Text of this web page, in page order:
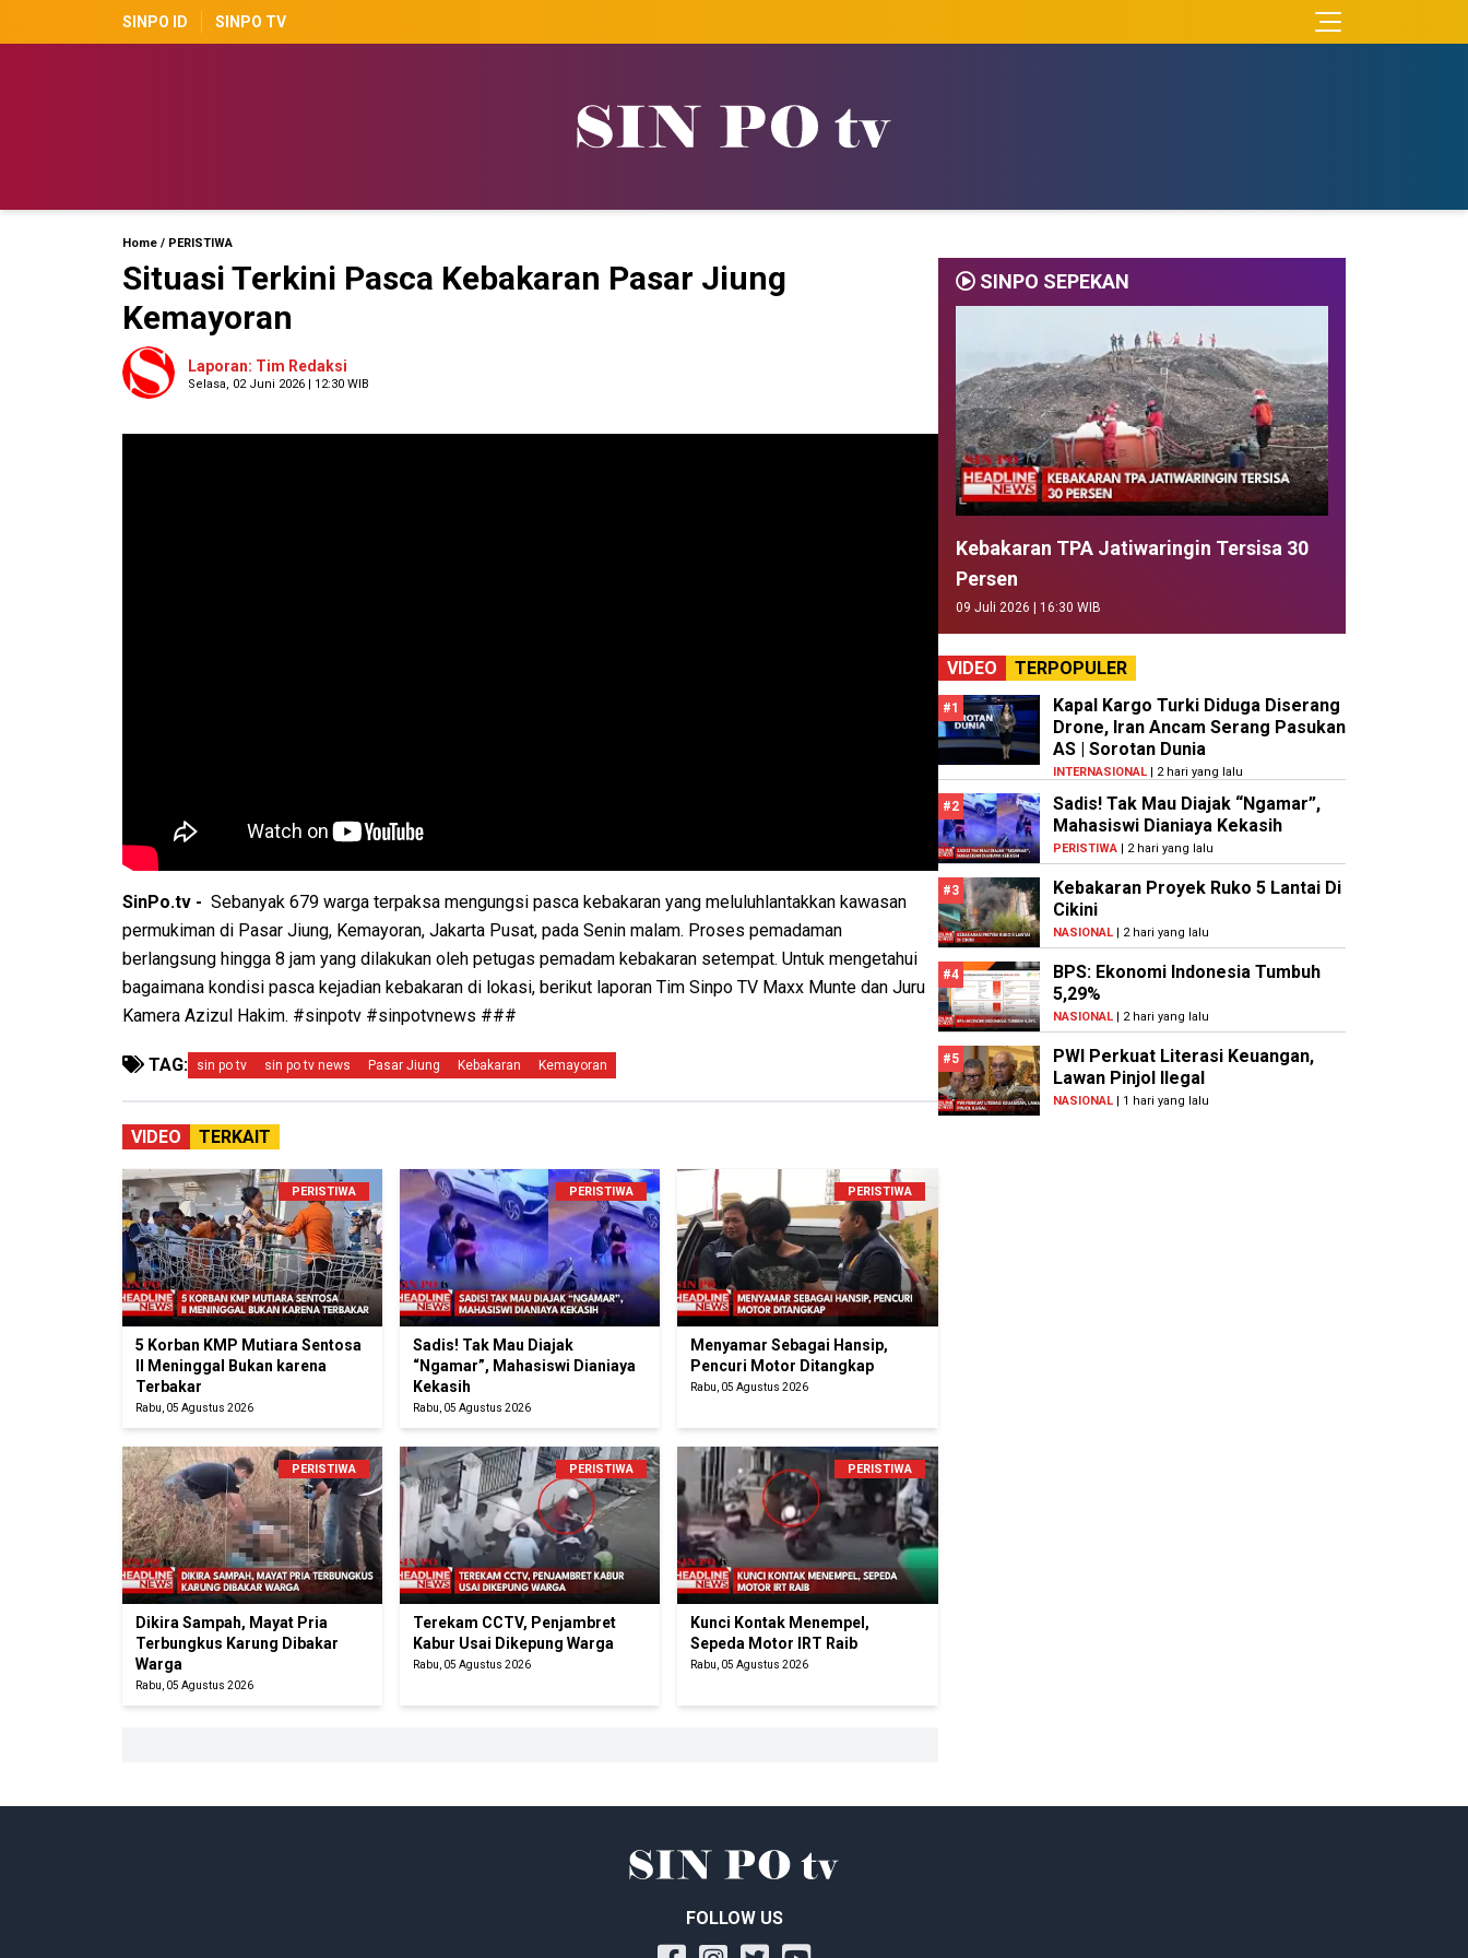
SINPO ID SINPO TV
Home / PERISTIWA
Situasi Terkini Pasca Kebakaran Pasar Jiung
Kemayoran
Laporan: Tim Redaksi
Selasa, 02 Juni 2026 | 12:30 WIB
SinPo.tv - Sebanyak 679 warga terpaksa mengungsi pasca kebakaran yang meluluhlantakkan kawasan
permukiman di Pasar Jiung, Kemayoran, Jakarta Pusat, pada Senin malam. Proses pemadaman
berlangsung hingga 8 jam yang dilakukan oleh petugas pemadam kebakaran setempat. Untuk mengetahui
bagaimana kondisi pasca kejadian kebakaran di lokasi, berikut laporan Tim Sinpo TV Maxx Munte dan Juru
Kamera Azizul Hakim. #sinpotv #sinpotvnews ###
TAG: sin po tv sin po tv news Pasar Jiung Kebakaran Kemayoran
VIDEO TERKAIT
PERISTIWA
5 Korban KMP Mutiara Sentosa
II Meninggal Bukan karena
Terbakar
Rabu, 05 Agustus 2026
PERISTIWA
Sadis! Tak Mau Diajak
“Ngamar”, Mahasiswi Dianiaya
Kekasih
Rabu, 05 Agustus 2026
PERISTIWA
Menyamar Sebagai Hansip,
Pencuri Motor Ditangkap
Rabu, 05 Agustus 2026
PERISTIWA
Dikira Sampah, Mayat Pria
Terbungkus Karung Dibakar
Warga
Rabu, 05 Agustus 2026
PERISTIWA
Terekam CCTV, Penjambret
Kabur Usai Dikepung Warga
Rabu, 05 Agustus 2026
PERISTIWA
Kunci Kontak Menempel,
Sepeda Motor IRT Raib
Rabu, 05 Agustus 2026
SINPO SEPEKAN
Kebakaran TPA Jatiwaringin Tersisa 30
Persen
09 Juli 2026 | 16:30 WIB
VIDEO TERPOPULER
#1
Kapal Kargo Turki Diduga Diserang
Drone, Iran Ancam Serang Pasukan
AS | Sorotan Dunia
INTERNASIONAL| 2 hari yang lalu
#2
Sadis! Tak Mau Diajak “Ngamar”,
Mahasiswi Dianiaya Kekasih
PERISTIWA| 2 hari yang lalu
#3
Kebakaran Proyek Ruko 5 Lantai Di
Cikini
NASIONAL| 2 hari yang lalu
#4
BPS: Ekonomi Indonesia Tumbuh
5,29%
NASIONAL| 2 hari yang lalu
#5
PWI Perkuat Literasi Keuangan,
Lawan Pinjol Ilegal
NASIONAL| 1 hari yang lalu
FOLLOW US